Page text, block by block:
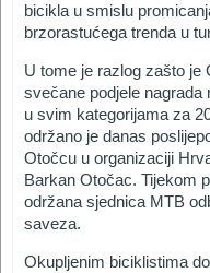
bicikla u smislu
brzorastućega trenda u
U tome je razlog zašto je
svečane podjele
u svim kategorijama za
održano je danas
Otočcu u organizaciji
Barkan Otočac. Tijekom
održana sjednica MTB
saveza.
Okupljenim biciklistima